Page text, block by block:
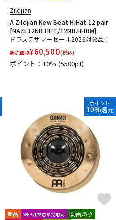
Zildjian
A Zildjian New Beat HiHat 12 pair
[NAZL12NB.HHT/12NB.HHBM]
ドラステサマーセール2026対象品！
販売価格¥60,500(税込)
ポイント：10%(5500pt)
ポイント
10%還元
新品 WEB注文店頭受取可
動画あり